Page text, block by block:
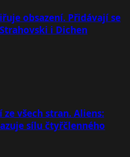
obsazení. Přidávají se
i Dichen
všech stran. Aliens:
sílu čtyřčlenného